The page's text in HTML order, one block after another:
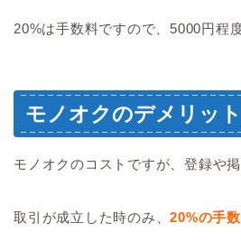
20%は手数料ですので、5000円程
モノオクのデメリット
モノオクのコストですが、登録や
取引が成立した時のみ、20%の手